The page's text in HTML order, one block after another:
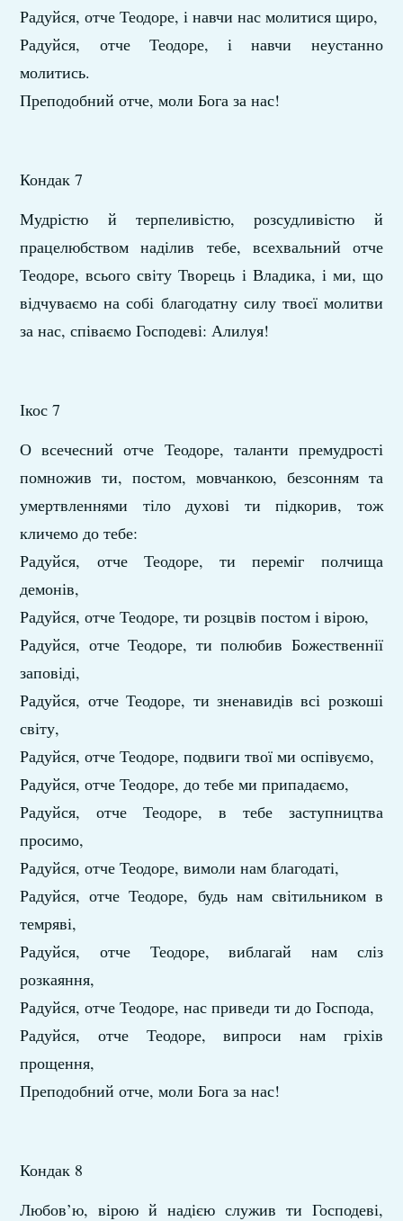
Радуйся, отче Теодоре, і навчи нас молитися щиро,
Радуйся, отче Теодоре, і навчи неустанно
молитись.
Преподобний отче, моли Бога за нас!
Кондак 7
Мудрістю й терпеливістю, розсудливістю й
працелюбством наділив тебе, всехвальний отче
Теодоре, всього світу Творець і Владика, і ми, що
відчуваємо на собі благодатну силу твоєї молитви
за нас, співаємо Господеві: Алилуя!
Ікос 7
О всечесний отче Теодоре, таланти премудрості
помножив ти, постом, мовчанкою, безсонням та
умертвленнями тіло духові ти підкорив, тож
кличемо до тебе:
Радуйся, отче Теодоре, ти переміг полчища
демонів,
Радуйся, отче Теодоре, ти розцвів постом і вірою,
Радуйся, отче Теодоре, ти полюбив Божественнії
заповіді,
Радуйся, отче Теодоре, ти зненавидів всі розкоші
світу,
Радуйся, отче Теодоре, подвиги твої ми оспівуємо,
Радуйся, отче Теодоре, до тебе ми припадаємо,
Радуйся, отче Теодоре, в тебе заступництва
просимо,
Радуйся, отче Теодоре, вимоли нам благодаті,
Радуйся, отче Теодоре, будь нам світильником в
темряві,
Радуйся, отче Теодоре, виблагай нам сліз
розкаяння,
Радуйся, отче Теодоре, нас приведи ти до Господа,
Радуйся, отче Теодоре, випроси нам гріхів
прощення,
Преподобний отче, моли Бога за нас!
Кондак 8
Любов’ю, вірою й надією служив ти Господеві,